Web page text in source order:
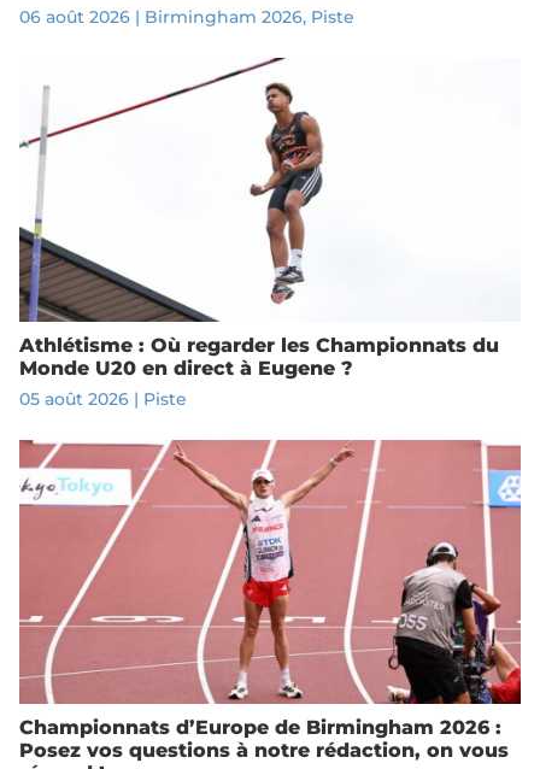
06 août 2026| Birmingham 2026, Piste
Athlétisme : Où regarder les Championnats du
Monde U20 en direct à Eugene ?
05 août 2026| Piste
Championnats d’Europe de Birmingham 2026 :
Posez vos questions à notre rédaction, on vous